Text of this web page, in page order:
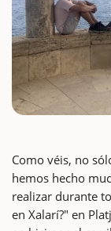
Como véis, no
hemos hecho
realizar durante
en Xalarí?" en